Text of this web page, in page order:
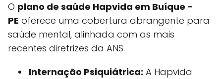
O plano de saúde Hapvida em Buíque -
PE oferece uma cobertura abrangente para
saúde mental, alinhada com as mais
recentes diretrizes da ANS.
Internação Psiquiátrica: A Hapvida